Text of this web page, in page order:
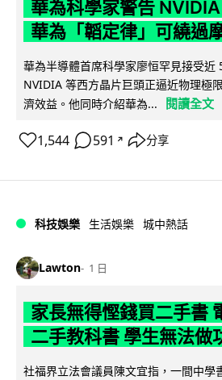
華為科學家警告
華為「韜定律」可繞過
華為半導體首席科學家廖恒罕見接受近
NVIDIA 等西方晶片巨頭正逼近物理極
濟效益。他同時介紹華為...
閱讀全文
1,544 591 ↗ 分享
科技娛樂 生活娛樂 城中熱話
Lawton 1 日
家長無得慳錢買二手書
二手教科書 學生無法做
社福界立法會議員陳文宜指，一間中學